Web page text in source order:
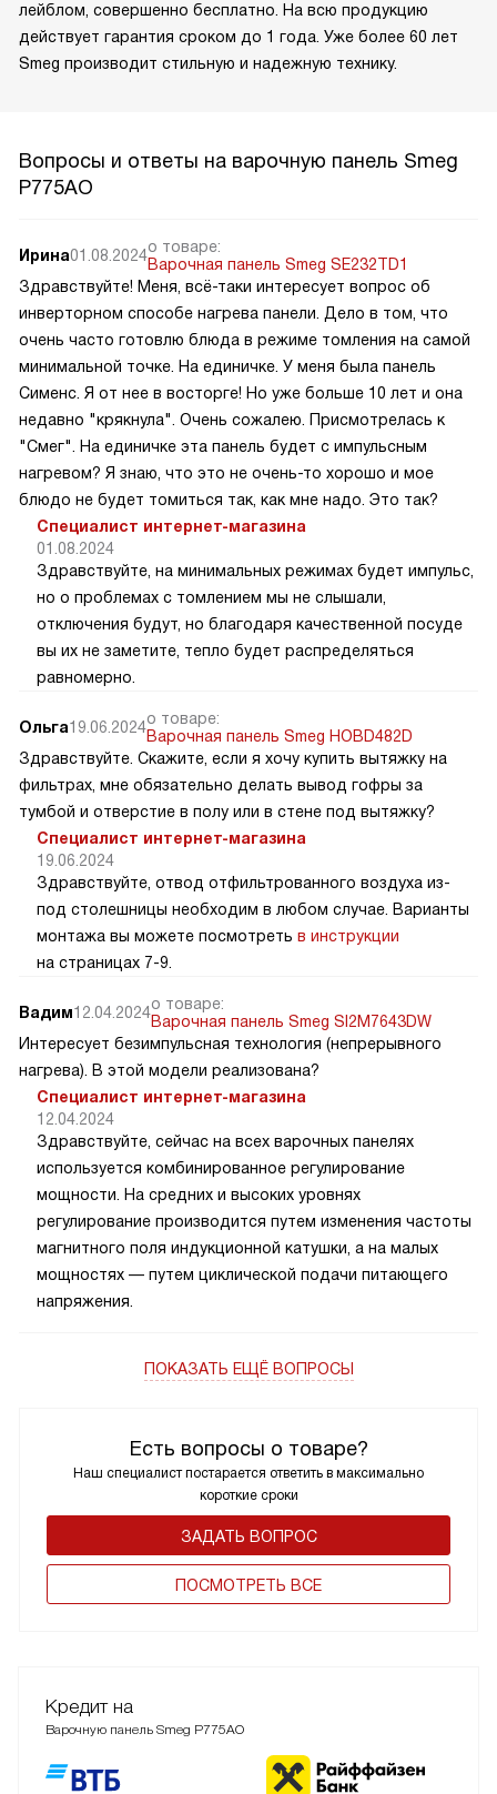
лейблом, совершенно бесплатно. На всю продукцию
действует гарантия сроком до 1 года. Уже более 60 лет
Smeg производит стильную и надежную технику.
Вопросы и ответы на варочную панель Smeg
P775AO
Есть вопросы о товаре?
Наш специалист постарается ответить в максимально
короткие сроки
ЗАДАТЬ ВОПРОС
ПОCМОТРЕТЬ ВСЕ
Ирина01.08.2024о товаре:
Варочная панель Smeg SE232TD1
Здравствуйте! Меня, всё-таки интересует вопрос об
инверторном способе нагрева панели. Дело в том, что
очень часто готовлю блюда в режиме томления на самой
минимальной точке. На единичке. У меня была панель
Сименс. Я от нее в восторге! Но уже больше 10 лет и она
недавно "крякнула". Очень сожалею. Присмотрелась к
"Смег". На единичке эта панель будет с импульсным
нагревом? Я знаю, что это не очень-то хорошо и мое
блюдо не будет томиться так, как мне надо. Это так?
Специалист интернет-магазина
01.08.2024
Здравствуйте, на минимальных режимах будет импульс,
но о проблемах с томлением мы не слышали,
отключения будут, но благодаря качественной посуде
вы их не заметите, тепло будет распределяться
равномерно.
Ольга19.06.2024о товаре:
Варочная панель Smeg HOBD482D
Здравствуйте. Скажите, если я хочу купить вытяжку на
фильтрах, мне обязательно делать вывод гофры за
тумбой и отверстие в полу или в стене под вытяжку?
Специалист интернет-магазина
19.06.2024
Здравствуйте, отвод отфильтрованного воздуха из-
под столешницы необходим в любом случае. Варианты
монтажа вы можете посмотреть в инструкции
на страницах 7-9.
Вадим12.04.2024о товаре:
Варочная панель Smeg SI2M7643DW
Интересует безимпульсная технология (непрерывного
нагрева). В этой модели реализована?
Специалист интернет-магазина
12.04.2024
Здравствуйте, сейчас на всех варочных панелях
используется комбинированное регулирование
мощности. На средних и высоких уровнях
регулирование производится путем изменения частоты
магнитного поля индукционной катушки, а на малых
мощностях — путем циклической подачи питающего
напряжения.
ПОКАЗАТЬ ЕЩЁ ВОПРОСЫ
Кредит на
Варочную панель Smeg P775AO